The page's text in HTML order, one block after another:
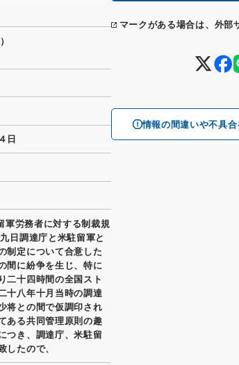
マークがある場合は、外部
情報の間違いや不具
日
軍労務者に対する制裁規
日調達庁と米駐留軍と
制定について合意した
間に紛争を生じ、特に
二十四時間の全国スト
十八年十月当時の調達
将との間で仮調印され
ある共同管理原則の趣
つき、調達庁、米駐留
したので、